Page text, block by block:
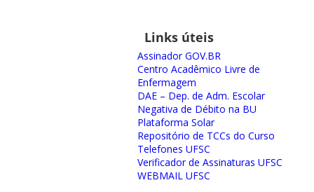
Links úteis
Assinador GOV.BR
Centro Acadêmico Livre de
Enfermagem
DAE – Dep. de Adm. Escolar
Negativa de Débito na BU
Plataforma Solar
Repositório de TCCs do Curso
Telefones UFSC
Verificador de Assinaturas UFSC
WEBMAIL UFSC